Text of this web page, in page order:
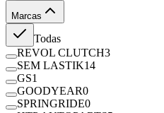
Marcas
Todas
REVOL CLUTCH3
SEM LASTIK14
GS1
GOODYEAR0
SPRINGRIDE0